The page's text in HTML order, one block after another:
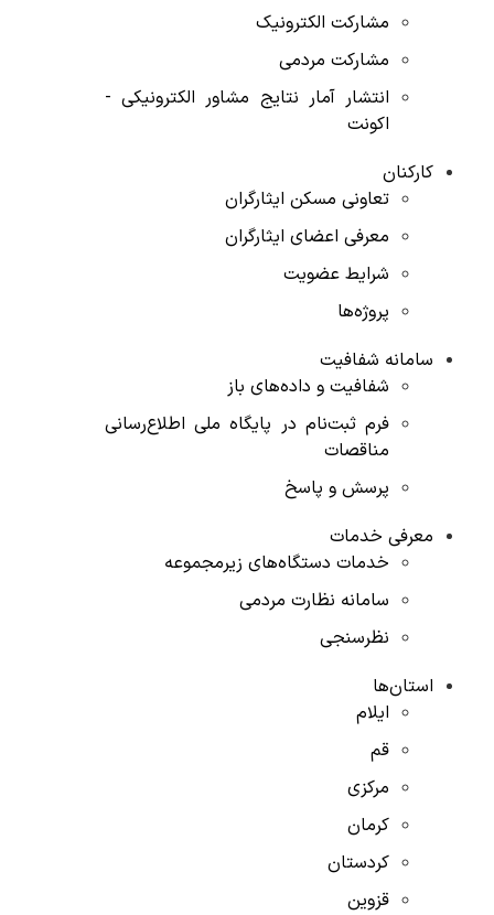
مشارکت الکترونیک
مشارکت مردمی
انتشار آمار نتایج مشاور الکترونیکی -
اکونت
کارکنان
تعاونی مسکن ایثارگران
معرفی اعضای ایثارگران
شرایط عضویت
پروژه‌ها
سامانه شفافیت
شفافیت و داده‌های باز
فرم ثبت‌نام در پایگاه ملی اطلاع‌رسانی
مناقصات
پرسش و پاسخ
معرفی خدمات
خدمات دستگاه‌های زیرمجموعه
سامانه نظارت مردمی
نظرسنجی
استان‌ها
ایلام
قم
مرکزی
کرمان
کردستان
قزوین